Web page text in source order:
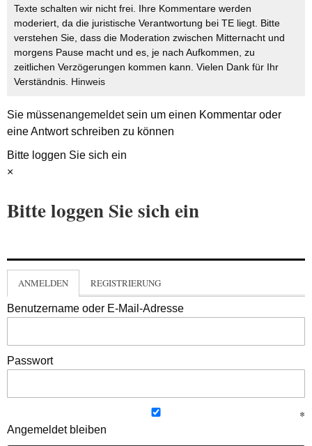
Texte schalten wir nicht frei. Ihre Kommentare werden
moderiert, da die juristische Verantwortung bei TE liegt. Bitte
verstehen Sie, dass die Moderation zwischen Mitternacht und
morgens Pause macht und es, je nach Aufkommen, zu
zeitlichen Verzögerungen kommen kann. Vielen Dank für Ihr
Verständnis. Hinweis
Sie müssenangemeldetsein um einen Kommentar oder
eine Antwort schreiben zu können
Bitte loggen Sie sich ein
×
Bitte loggen Sie sich ein
ANMELDEN REGISTRIERUNG
Benutzername oder E-Mail-Adresse
Passwort
Angemeldet bleiben